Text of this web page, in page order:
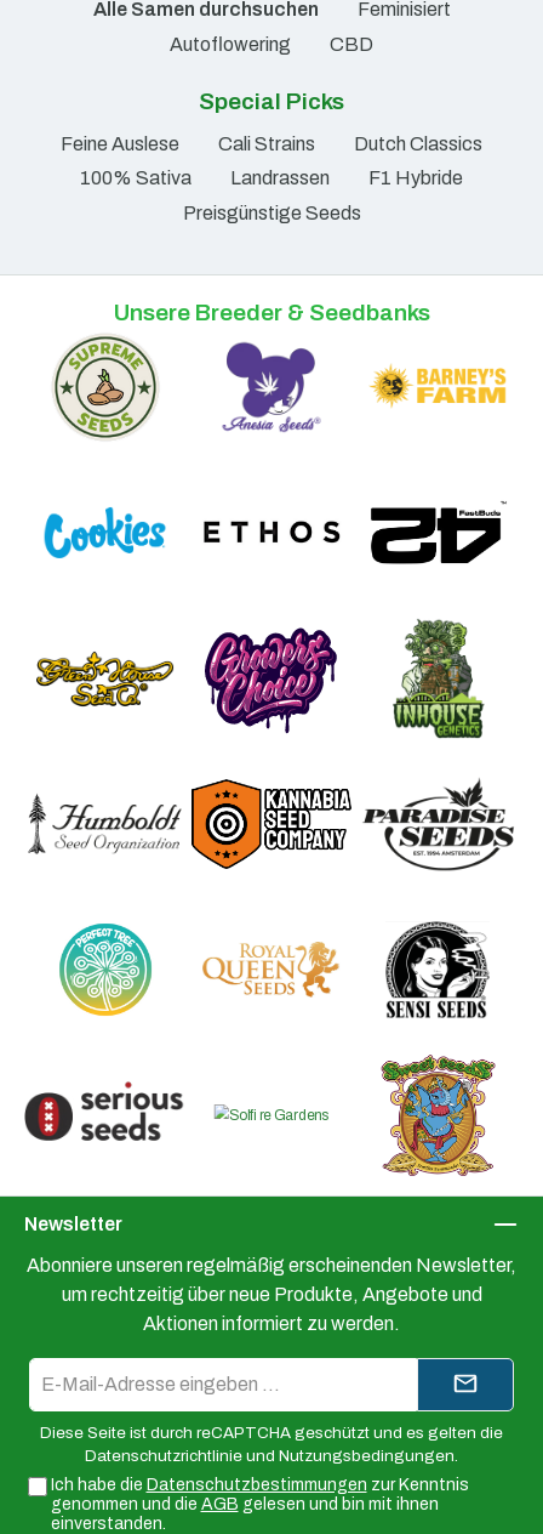
Alle Samen durchsuchen
Feminisiert
Autoflowering
CBD
Special Picks
Feine Auslese Cali Strains
Dutch Classics
100% Sativa
Landrassen
F1 Hybride
Preisgünstige Seeds
Unsere Breeder & Seedbanks
Newsletter
Abonniere unseren regelmäßig erscheinenden Newsletter,
um rechtzeitig über neue Produkte, Angebote und
Aktionen informiert zu werden.
Mail-
Adresse*
Diese Seite ist durch reCAPTCHA geschützt und es gelten die
Datenschutzrichtlinie und Nutzungsbedingungen.
Ich habe die Datenschutzbestimmungen zur Kenntnis
genommen und die AGB gelesen und bin mit ihnen
einverstanden.